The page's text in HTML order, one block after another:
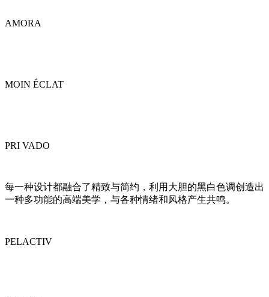
AMORA
MOIN ÉCLAT
PRI VADO
每一种设计都融合了精致与简约，利用大胆的黑白色调创造出
一种多功能的高端美学，与各种情绪和风格产生共鸣。
PELACTIV